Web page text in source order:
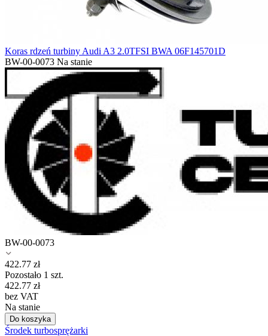
Koras rdzeń turbiny Audi A3 2.0TFSI BWA 06F145701D
BW-00-0073 Na stanie
BW-00-0073
422.77 zł
Pozostało 1 szt.
422.77 zł
bez VAT
Na stanie
Do koszyka
Środek turbosprężarki